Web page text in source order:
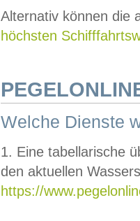
Alternativ können die
höchsten
Welche Dienste
1. Eine tabellarische
den aktuellen
https://